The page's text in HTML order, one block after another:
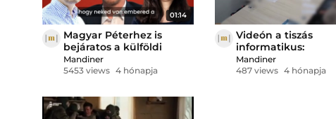
01:14
Magyar Péterhez is
bejáratos a külföldi
szolgálatokkal
együttműködő Panyi
Mandiner
5453 views 4 hónapja
Videón a tiszás
informatikus:
Találkoztam olyan
emberrel, aki
Mandiner
487 views 4 hónapja